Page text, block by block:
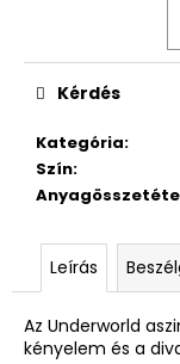
Kategória:
Szín:
Kérdés
Leírás
Az Underworld
kényelem és a